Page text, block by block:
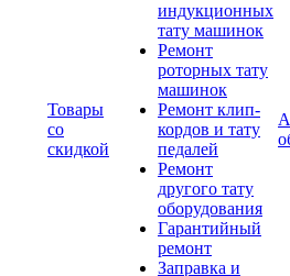
Товары
со
скидкой
индукционных
тату машинок
Ремонт
роторных тату
машинок
Ремонт клип-
кордов и тату
педалей
Ремонт
другого тату
оборудования
Гарантийный
ремонт
Заправка и